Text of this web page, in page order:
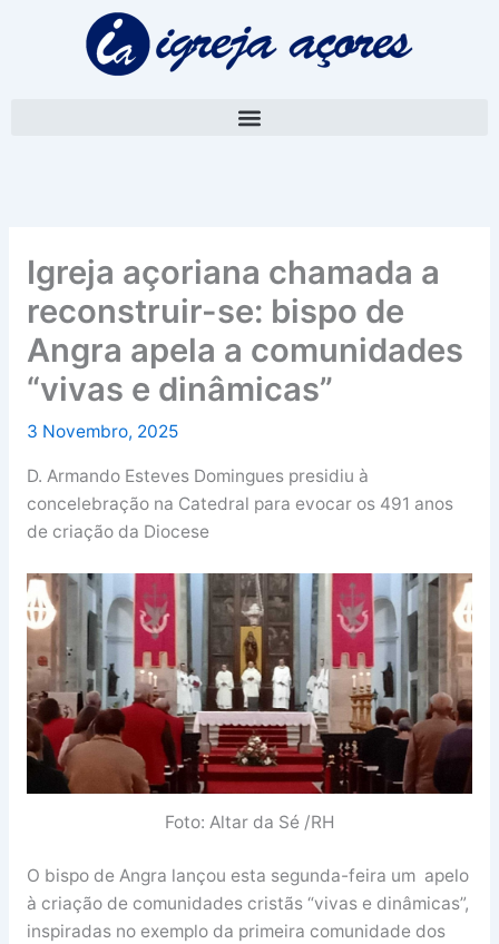
Igreja açoriana chamada a
reconstruir-se: bispo de
Angra apela a comunidades
“vivas e dinâmicas”
3 Novembro, 2025
D. Armando Esteves Domingues presidiu à
concelebração na Catedral para evocar os 491 anos
de criação da Diocese
Foto: Altar da Sé /RH
O bispo de Angra lançou esta segunda-feira um apelo
à criação de comunidades cristãs “vivas e dinâmicas”,
inspiradas no exemplo da primeira comunidade dos